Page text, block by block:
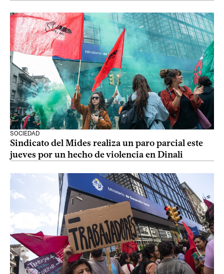
SOCIEDAD
Sindicato del Mides realiza un paro parcial este
jueves por un hecho de violencia en Dinali